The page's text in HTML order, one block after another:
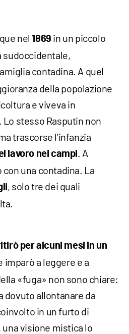
nel1869 in un piccolo
sudoccidentale,
contadina. A quel
della popolazione
e viveva in
stesso Rasputin non
trascorse l’infanzia
lavoro nei campi . A
una contadina. La
, solo tre dei quali
per alcuni mesi in un
imparò a leggere e a
«fuga» non sono chiare:
dovuto allontanare da
in un furto di
visione mistica lo